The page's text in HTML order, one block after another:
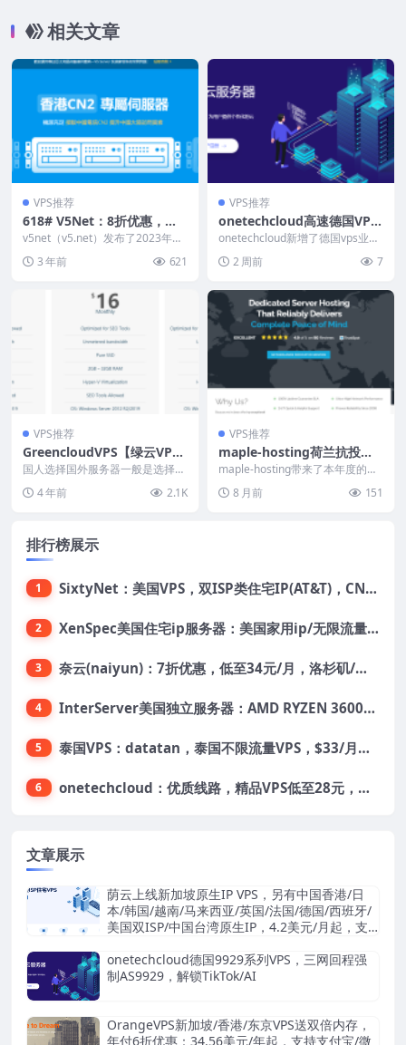
相关文章
VPS推荐
618# V5Net：8折优惠，香
港/韩国服务器，高速网络，7
29元/月起，2*E5-2630L/32
g内存/1TSSD/10M带宽
v5net（v5.net）发布了2023年年
6月1...
3 年前 621
VPS推荐
onetechcloud高速德国VPS-
8折特惠，三网AS9929，AM
D高性能平台
onetechcloud新增了德国vps业
跨境访问...
2 周前 7
VPS推荐
GreencloudVPS【绿云VP
S】越南VPS测评：三网回程
直连，上行限制10M，适合
搭建网站
国人选择国外服务器一般是选择美
要求不高的话会选择欧...
4 年前 2.1K
VPS推荐
maple-hosting荷兰抗投诉
独立服务器$199/月起，1Gb
ps全双工不限流量
maple-hosting带来了本年度的黑
促销截止...
8 月前 151
排行榜展示
1 SixtyNet：美国VPS，双ISP类住宅IP(AT&T)，CN2 GIA网络，超高DDoS防御，$14/月，2G内存/2核/40gSSD/5T流量/10Gbps带宽
2 XenSpec美国住宅ip服务器：美国家用ip/无限流量/10Gbps独享带宽/449美元/月起，支持支付宝
3 奈云(naiyun)：7折优惠，低至34元/月，洛杉矶/香港机房，三网CN2 GIA/CUII/高防保护，解锁Chatgpt/Tiktok
4 InterServer美国独立服务器：AMD RYZEN 3600X处理器，75美元/月，送40美元
5 泰国VPS：datatan，泰国不限流量VPS，$33/月，4G内存/3核/60gSSD
6 onetechcloud：优质线路，精品VPS低至28元，美国三网原生CN2 GIA（高防可选）、香港CN2、韩国CN2
文章展示
荫云上线新加坡原生IP VPS，另有中国香港/日
本/韩国/越南/马来西亚/英国/法国/德国/西班牙/
美国双ISP/中国台湾原生IP，4.2美元/月起，支
onetechcloud德国9929系列VPS，三网回程强
制AS9929，解锁TikTok/AI
OrangeVPS新加坡/香港/东京VPS送双倍内存，
年付6折优惠：34.56美元/年起，支持支付宝/微